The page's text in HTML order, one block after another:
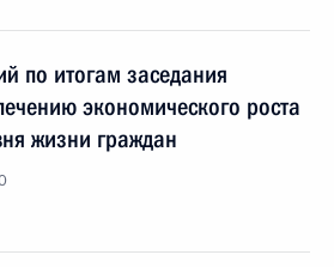
по итогам заседания
экономического роста
жизни граждан